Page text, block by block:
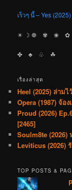
เร็วๆ นี้ – Yes (2025)
☀︎ ☽ ❁ ✾ ❀ ✿
✤ ♣︎ ♧ ☘︎
เรื่องล่าสุด
Heel (2025) ล่ามไ
Opera (1987) จ้อง
Proud (2026)
[2465]
Soulm8te (2026)
Leviticus (2026)
TOP POSTS &